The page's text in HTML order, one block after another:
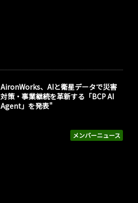
メンバーニュース
AironWorks、AIと衛星データで災害
対策・事業継続を革新する「BCP AI
Agent」を発表"